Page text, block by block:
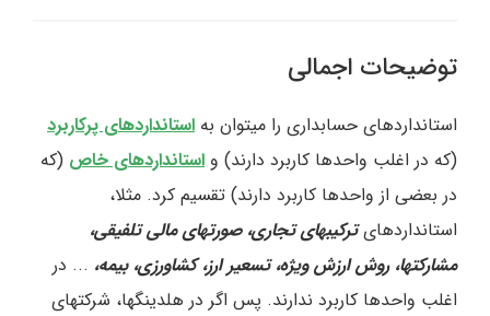
توضیحات اجمالی
استانداردهای حسابداری را میتوان به استانداردهای پرکاربرد
(که در اغلب واحدها کاربرد دارند) و استانداردهای خاص (که
در بعضی از واحدها کاربرد دارند) تقسیم کرد. مثلا،
استانداردهایترکیبهای تجاری، صورتهای مالی تلفیقی،
مشارکتها، روش ارزش ویژه، تسعیر ارز، کشاورزی، بیمه، ... در
اغلب واحدها کاربرد ندارند. پس اگر در هلدینگها، شرکتهای